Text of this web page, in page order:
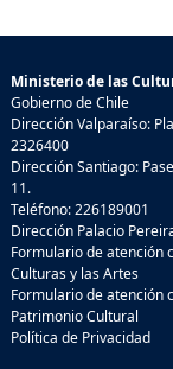
Ministerio de las
Gobierno de Chile
Dirección Valparaíso:
2326400
Dirección Santiago:
11.
Teléfono: 226189001
Dirección Palacio
Formulario de atención
Culturas y las Artes
Formulario de atención
Patrimonio Cultural
Política de Privacidad